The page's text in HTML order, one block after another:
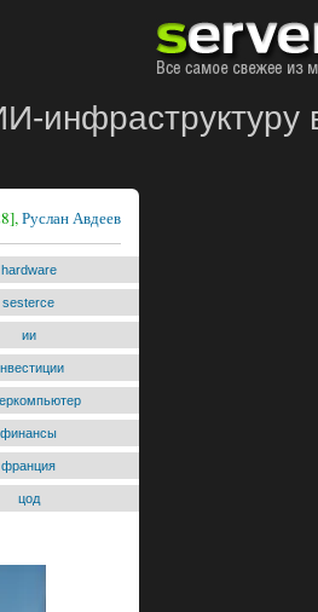
инфраструктуру
Руслан Авдеев
hardware
sesterce
ии
финансы
франция
цод